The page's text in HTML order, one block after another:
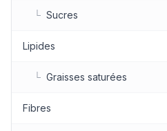
└ Sucres
Lipides
└ Graisses saturées
Fibres